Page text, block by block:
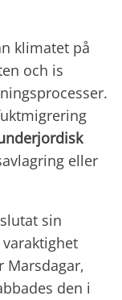
klimatet på
och is
eller
sin
Marsdagar,
den i